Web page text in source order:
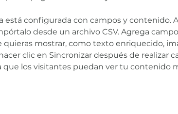
está configurada con campos y contenido.
desde un archivo CSV. Agrega
mostrar, como texto enriquecido,
clic en Sincronizar después de realizar
que los visitantes puedan ver tu contenido